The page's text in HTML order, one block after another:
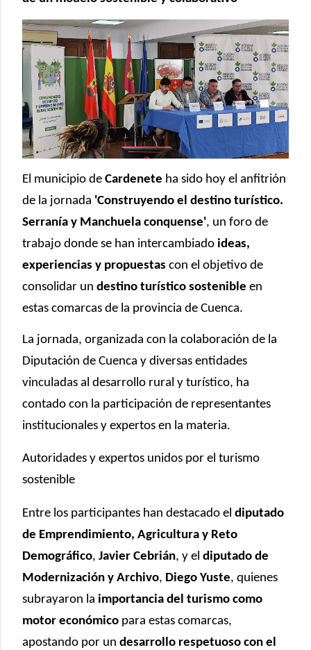
El municipio de Cardenete ha sido hoy el anfitrión
de la jornada 'Construyendo el destino turístico.
Serranía y Manchuela conquense', un foro de
trabajo donde se han intercambiado ideas,
experiencias y propuestas con el objetivo de
consolidar un destino turístico sostenible en
estas comarcas de la provincia de Cuenca.
La jornada, organizada con la colaboración de la
Diputación de Cuenca y diversas entidades
vinculadas al desarrollo rural y turístico, ha
contado con la participación de representantes
institucionales y expertos en la materia.
Autoridades y expertos unidos por el turismo
sostenible
Entre los participantes han destacado el diputado
de Emprendimiento, Agricultura y Reto
Demográfico, Javier Cebrián, y el diputado de
Modernización y Archivo, Diego Yuste, quienes
subrayaron la importancia del turismo como
motor económico para estas comarcas,
apostando por un desarrollo respetuoso con el